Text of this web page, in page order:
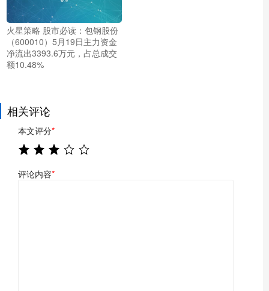
火星策略 股市必读：包钢股份
（600010）5月19日主力资金
净流出3393.6万元，占总成交
额10.48%
相关评论
本文评分*
评论内容*